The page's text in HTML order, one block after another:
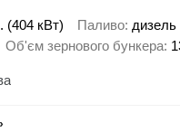
(404 кВт) Паливо дизель
Об'єм зернового бункера